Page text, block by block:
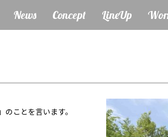
News Concept LineUp
ことを言います。